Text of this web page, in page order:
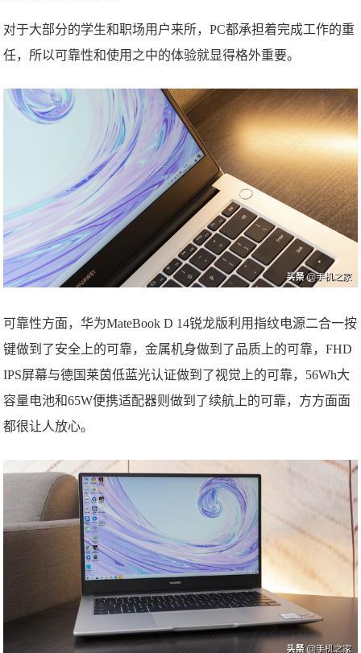
对于大部分的学生和职场用户来所，PC都承担着完成工作的重
任，所以可靠性和使用之中的体验就显得格外重要。
可靠性方面，华为MateBook D 14锐龙版利用指纹电源二合一按
键做到了安全上的可靠，金属机身做到了品质上的可靠，FHD
IPS屏幕与德国莱茵低蓝光认证做到了视觉上的可靠，56Wh大
容量电池和65W便携适配器则做到了续航上的可靠，方方面面
都很让人放心。